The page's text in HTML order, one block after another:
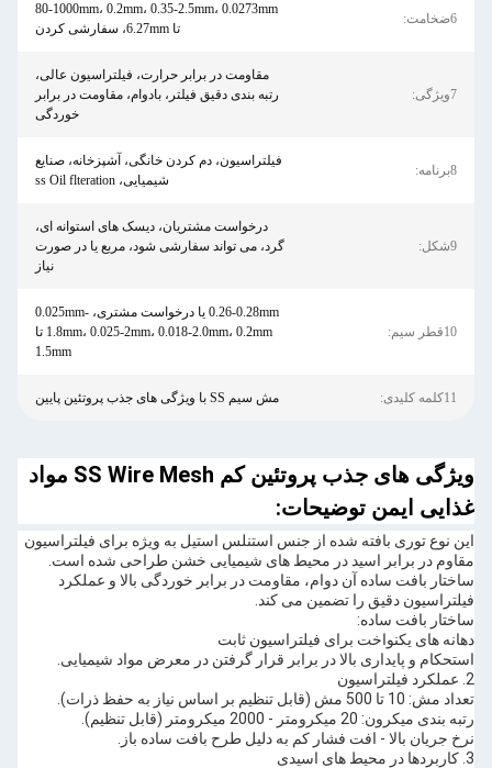
6ضخامت:
80-1000mm، 0.2mm، 0.35-2.5mm، 0.0273mm
تا 6.27mm، سفارشی کردن
7ویژگی:
مقاومت در برابر حرارت، فیلتراسیون عالی،
رتبه بندی دقیق فیلتر، بادوام، مقاومت در برابر
خوردگی
8برنامه:
فیلتراسیون، دم کردن خانگی، آشپزخانه، صنایع
شیمیایی، ss Oil flteration
9شکل:
درخواست مشتریان، دیسک های استوانه ای،
گرد، می تواند سفارشی شود، مربع یا در صورت
نیاز
10قطر سیم:
0.26-0.28mm یا درخواست مشتری، 0.025mm-
1.8mm، 0.025-2mm، 0.018-2.0mm، 0.2mm تا
1.5mm
11کلمه کلیدی: مش سیم SS با ویژگی های جذب پروتئین پایین
ویژگی های جذب پروتئین کم SS Wire Mesh مواد
غذایی ایمن توضیحات:
این نوع توری بافته شده از جنس استنلس استیل به ویژه برای فیلتراسیون
مقاوم در برابر اسید در محیط های شیمیایی خشن طراحی شده است.
ساختار بافت ساده آن دوام، مقاومت در برابر خوردگی بالا و عملکرد
فیلتراسیون دقیق را تضمین می کند.
ساختار بافت ساده:
دهانه های یکنواخت برای فیلتراسیون ثابت
استحکام و پایداری بالا در برابر قرار گرفتن در معرض مواد شیمیایی.
2. عملکرد فیلتراسیون
تعداد مش: 10 تا 500 مش (قابل تنظیم بر اساس نیاز به حفظ ذرات).
رتبه بندی میکرون: 20 میکرومتر - 2000 میکرومتر (قابل تنظیم).
نرخ جریان بالا - افت فشار کم به دلیل طرح بافت ساده باز.
3. کاربردها در محیط های اسیدی